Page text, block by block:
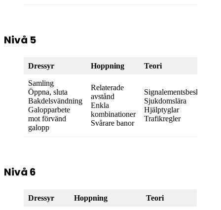
Nivå 5
Dressyr Hoppning Teori
Samling
Öppna, sluta
Bakdelsvändning
Galopparbete
mot förvänd
galopp
Relaterade
avstånd
Enkla
kombinationer
Svårare banor
Sjukdomslära
Hjälptyglar
Trafikregler
Nivå 6
Dressyr Hoppning Teori